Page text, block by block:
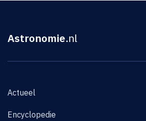
Astronomie.nl
Actueel
Encyclopedie